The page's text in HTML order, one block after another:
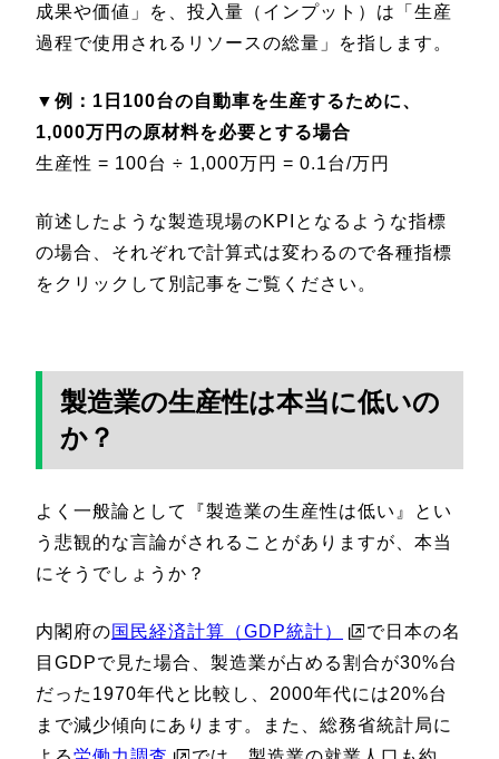
成果や価値」を、投入量（インプット）は「生産
過程で使用されるリソースの総量」を指します。
▼例：1日100台の自動車を生産するために、
1,000万円の原材料を必要とする場合
生産性 = 100台 ÷ 1,000万円 = 0.1台/万円
前述したような製造現場のKPIとなるような指標
の場合、それぞれで計算式は変わるので各種指標
をクリックして別記事をご覧ください。
製造業の生産性は本当に低いの
か？
よく一般論として『製造業の生産性は低い』とい
う悲観的な言論がされることがありますが、本当
にそうでしょうか？
内閣府の国民経済計算（GDP統計）
で日本の名
目GDPで見た場合、製造業が占める割合が30%台
だった1970年代と比較し、2000年代には20%台
まで減少傾向にあります。また、総務省統計局に